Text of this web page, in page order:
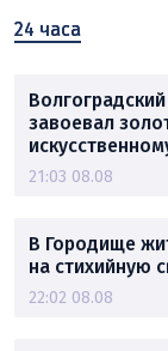
24 часа
завоевал
21:03 08.08
В Городище
на стихийную
22:02 08.08